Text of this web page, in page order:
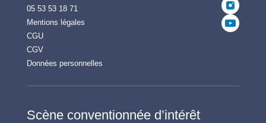
05 53 53 18 71
Mentions légales
CGU
CGV
Données personnelles
Scène conventionnée d’intérêt